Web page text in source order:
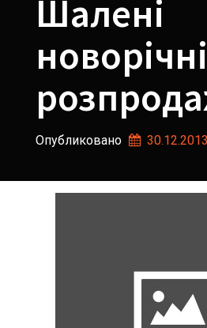
Шалені
новорічні
Опубликовано 30.12.2013